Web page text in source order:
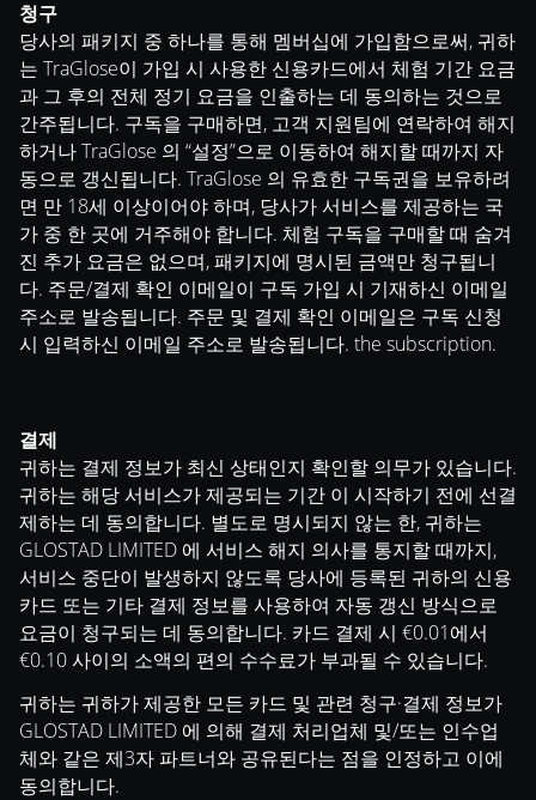
청구
당사의 패키지 중 하나를 통해 멤버십에 가입함으로써, 귀하
는 TraGlose이 가입 시 사용한 신용카드에서 체험 기간 요금
과 그 후의 전체 정기 요금을 인출하는 데 동의하는 것으로
간주됩니다. 구독을 구매하면, 고객 지원팀에 연락하여 해지
하거나 TraGlose 의 “설정”으로 이동하여 해지할 때까지 자
동으로 갱신됩니다. TraGlose 의 유효한 구독권을 보유하려
면 만 18세 이상이어야 하며, 당사가 서비스를 제공하는 국
가 중 한 곳에 거주해야 합니다. 체험 구독을 구매할 때 숨겨
진 추가 요금은 없으며, 패키지에 명시된 금액만 청구됩니
다. 주문/결제 확인 이메일이 구독 가입 시 기재하신 이메일
주소로 발송됩니다. 주문 및 결제 확인 이메일은 구독 신청
시 입력하신 이메일 주소로 발송됩니다. the subscription.
결제
귀하는 결제 정보가 최신 상태인지 확인할 의무가 있습니다.
귀하는 해당 서비스가 제공되는 기간 이 시작하기 전에 선결
제하는 데 동의합니다. 별도로 명시되지 않는 한, 귀하는
GLOSTAD LIMITED 에 서비스 해지 의사를 통지할 때까지,
서비스 중단이 발생하지 않도록 당사에 등록된 귀하의 신용
카드 또는 기타 결제 정보를 사용하여 자동 갱신 방식으로
요금이 청구되는 데 동의합니다. 카드 결제 시 €0.01에서
€0.10 사이의 소액의 편의 수수료가 부과될 수 있습니다.
귀하는 귀하가 제공한 모든 카드 및 관련 청구·결제 정보가
GLOSTAD LIMITED 에 의해 결제 처리업체 및/또는 인수업
체와 같은 제3자 파트너와 공유된다는 점을 인정하고 이에
동의합니다.